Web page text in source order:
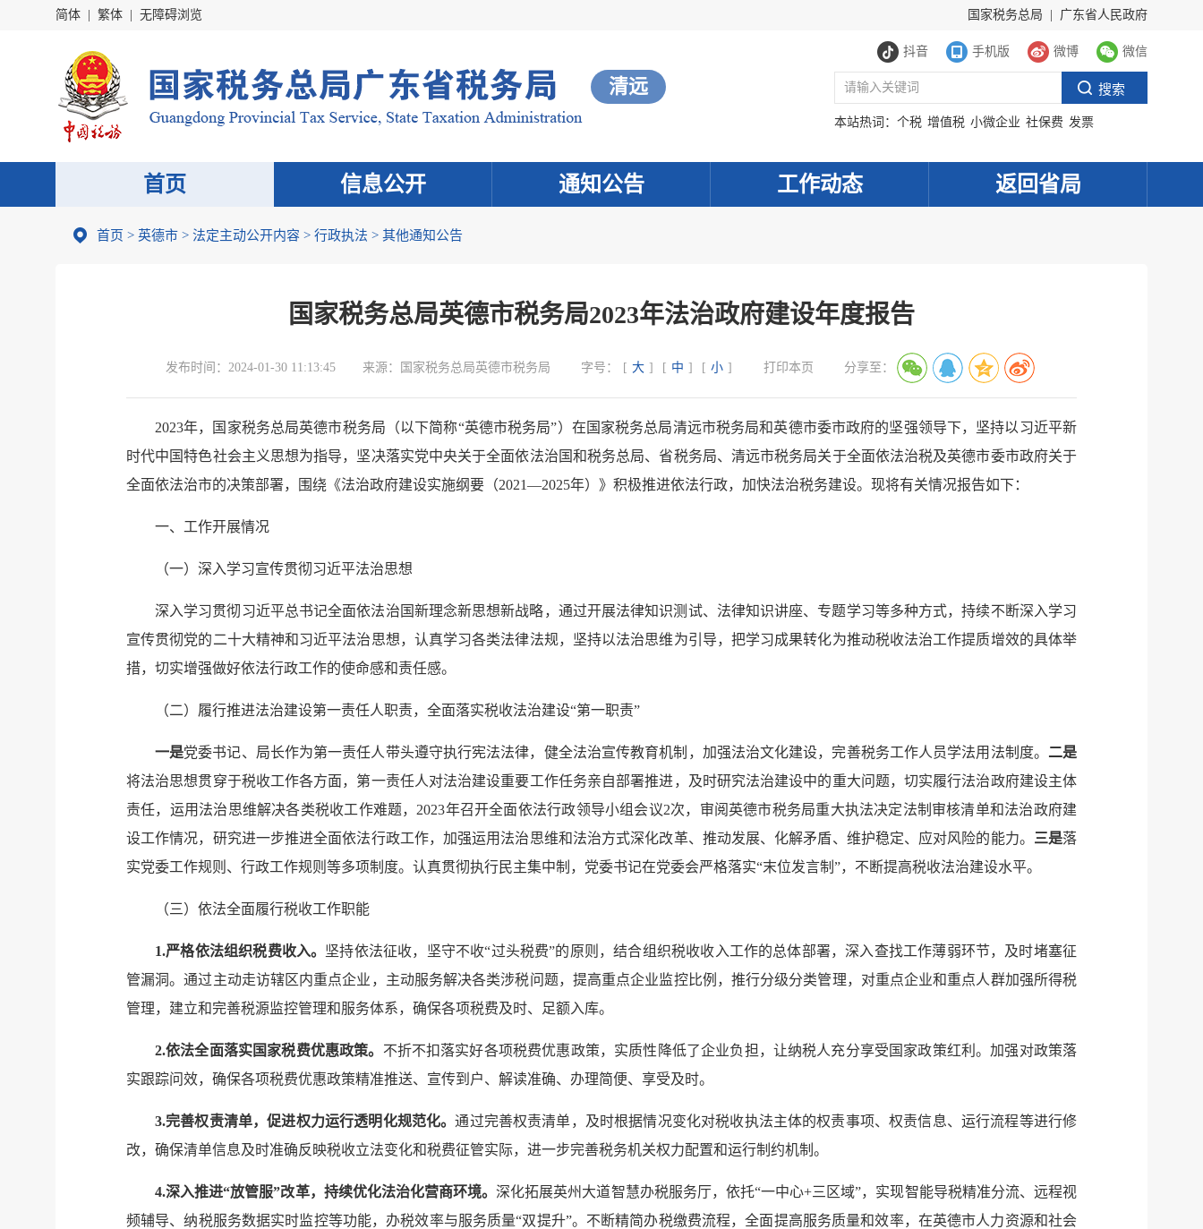
简体 繁体 无障碍浏览 国家税务总局 广东省人民政府
抖音 手机版 微博 微信
清远
本站热词： 个税 增值税 小微企业 社保费 发票
首页 信息公开 通知公告 工作动态 返回省局
首页 > 英德市 > 法定主动公开内容 > 行政执法 > 其他通知公告
国家税务总局英德市税务局2023年法治政府建设年度报告
发布时间： 2024-01-30 11:13:45 来源： 国家税务总局英德市税务局 字号： [ 大 ] [ 中 ] [ 小 ] 打印本页 分享至：
2023年，国家税务总局英德市税务局（以下简称“英德市税务局”）在国家税务总局清远市税务局和英德市委市政府的坚强领导下，坚持以习近平新
时代中国特色社会主义思想为指导，坚决落实党中央关于全面依法治国和税务总局、省税务局、清远市税务局关于全面依法治税及英德市委市政府关于
全面依法治市的决策部署，围绕《法治政府建设实施纲要（2021—2025年）》积极推进依法行政，加快法治税务建设。现将有关情况报告如下：
一、工作开展情况
（一）深入学习宣传贯彻习近平法治思想
深入学习贯彻习近平总书记全面依法治国新理念新思想新战略，通过开展法律知识测试、法律知识讲座、专题学习等多种方式，持续不断深入学习
宣传贯彻党的二十大精神和习近平法治思想，认真学习各类法律法规，坚持以法治思维为引导，把学习成果转化为推动税收法治工作提质增效的具体举
措，切实增强做好依法行政工作的使命感和责任感。
（二）履行推进法治建设第一责任人职责，全面落实税收法治建设“第一职责”
一是党委书记、局长作为第一责任人带头遵守执行宪法法律，健全法治宣传教育机制，加强法治文化建设，完善税务工作人员学法用法制度。 二是
将法治思想贯穿于税收工作各方面，第一责任人对法治建设重要工作任务亲自部署推进，及时研究法治建设中的重大问题，切实履行法治政府建设主体
责任，运用法治思维解决各类税收工作难题，2023年召开全面依法行政领导小组会议2次，审阅英德市税务局重大执法决定法制审核清单和法治政府建
设工作情况，研究进一步推进全面依法行政工作，加强运用法治思维和法治方式深化改革、推动发展、化解矛盾、维护稳定、应对风险的能力。 三是落
实党委工作规则、行政工作规则等多项制度。认真贯彻执行民主集中制，党委书记在党委会严格落实“末位发言制”，不断提高税收法治建设水平。
（三）依法全面履行税收工作职能
1.严格依法组织税费收入。 坚持依法征收，坚守不收“过头税费”的原则，结合组织税收收入工作的总体部署，深入查找工作薄弱环节，及时堵塞征
管漏洞。通过主动走访辖区内重点企业，主动服务解决各类涉税问题，提高重点企业监控比例，推行分级分类管理，对重点企业和重点人群加强所得税
管理，建立和完善税源监控管理和服务体系，确保各项税费及时、足额入库。
2.依法全面落实国家税费优惠政策。 不折不扣落实好各项税费优惠政策，实质性降低了企业负担，让纳税人充分享受国家政策红利。加强对政策落
实跟踪问效，确保各项税费优惠政策精准推送、宣传到户、解读准确、办理简便、享受及时。
3.完善权责清单，促进权力运行透明化规范化。通过完善权责清单，及时根据情况变化对税收执法主体的权责事项、权责信息、运行流程等进行修
改，确保清单信息及时准确反映税收立法变化和税费征管实际，进一步完善税务机关权力配置和运行制约机制。
4.深入推进“放管服”改革，持续优化法治化营商环境。深化拓展英州大道智慧办税服务厅，依托“一中心+三区域”，实现智能导税精准分流、远程视
频辅导、纳税服务数据实时监控等功能，办税效率与服务质量“双提升”。不断精简办税缴费流程，全面提高服务质量和效率，在英德市人力资源和社会